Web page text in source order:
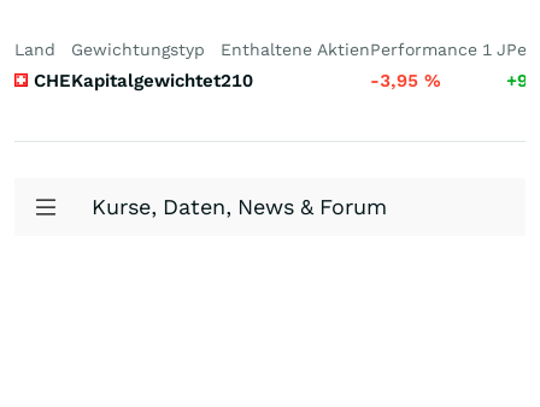
Land
CHE
Gewichtungstyp
Kapitalgewichtet
Enthaltene Aktien
210
Performance 1 J
-3,95 %
Kurse, Daten, News & Forum